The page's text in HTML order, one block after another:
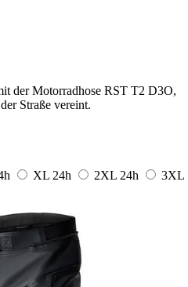
der Motorradhose RST T2 D3O,
Straße vereint.
XL 24h 2XL 24h
3XL